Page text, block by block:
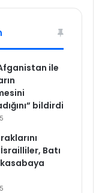
ile
bildirdi
Batı